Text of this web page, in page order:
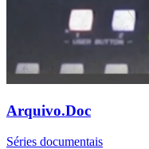
Arquivo.Doc
Séries documentais